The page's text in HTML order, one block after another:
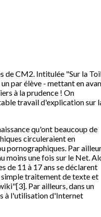
de CM2. Intitulée "Sur la
par élève - mettant en
à la prudence ! On
travail d'explication sur
qu'ont beaucoup de
circuleraient en
pornographiques. Par
moins une fois sur le Net.
de 11 à 17 ans se déclarent
traitement de texte et
Par ailleurs, dans un
à l'utilisation d'Internet